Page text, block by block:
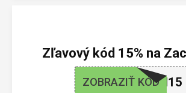
Zľavový kód 15% na
ZOBRAZIŤ KÓD
ZATEMNI15